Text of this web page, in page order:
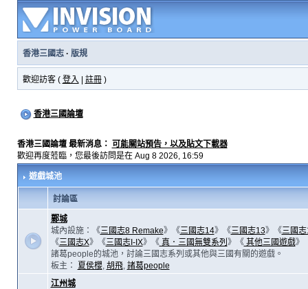
香港三國志· 版規
歡迎訪客 ( 登入 註冊)
香港三國論壇
香港三國論壇 最新消息： 可能關站預告，以及貼文下載器
歡迎再度蒞臨，您最後訪問是在 Aug 8 2026, 16:59
遊戲城池
討論區
鄴城
城內設施：《三國志8 Remake》《三國志14》《三國志13》《三國
《三國志X》《三國志I-IX》《真．三國無雙系列 》《其他三國遊戲》
諸葛people的城池，討論三國志系列或其他與三國有關的遊戲。
板主：
夏侯櫻, 胡飛, 諸葛people
江州城